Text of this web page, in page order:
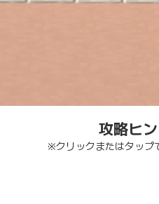
攻略ヒ
※クリックまたはタップ